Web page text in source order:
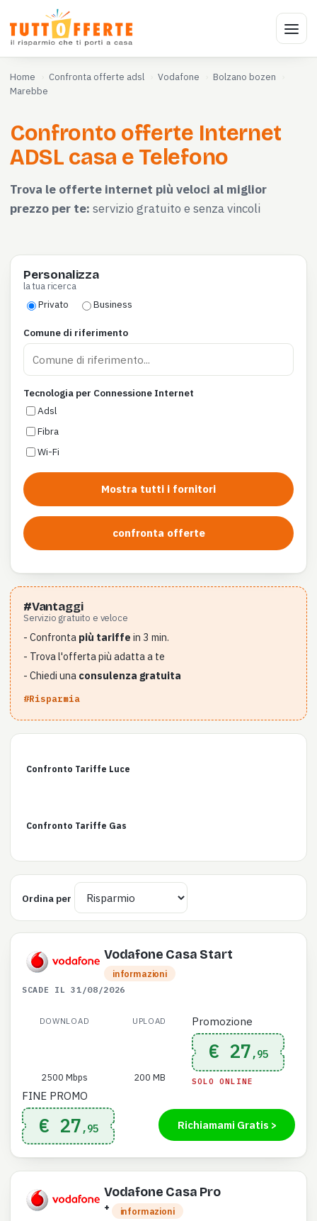
Home Confronta offerte adsl Vodafone
Bolzano bozen
Marebbe
Confronto offerte Internet
ADSL casa e Telefono
Trova le offerte internet più veloci al miglior
prezzo per te: servizio gratuito e senza vincoli
Personalizza
la tua ricerca
Privato Business
Comune di riferimento
Tecnologia per Connessione Internet
Adsl
Fibra
Wi-Fi
Mostra tutti i fornitori
confronta offerte
#Vantaggi
Servizio gratuito e veloce
- Confronta più tariffe in 3 min.
- Trova l'offerta più adatta a te
- Chiedi una consulenza gratuita
#Risparmia
Confronto Tariffe Luce
Confronto Tariffe Gas
Ordina per
Vodafone Casa Start
informazioni
SCADE IL 31/08/2026
DOWNLOAD
2500 Mbps
UPLOAD
200 MB
Promozione
€ 27 ,95
SOLO ONLINE
FINE PROMO
€ 27 ,95 Richiamami Gratis >
Vodafone Casa Pro
+ informazioni